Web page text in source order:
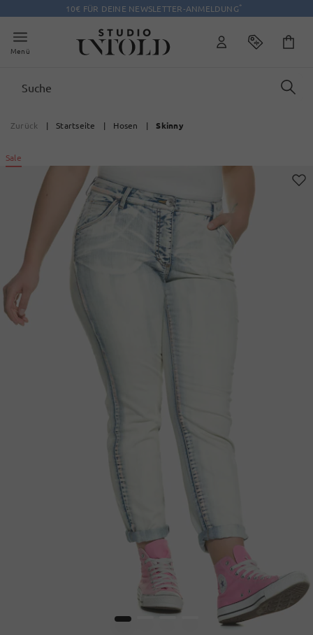
10€ FÜR DEINE NEWSLETTER-ANMELDUNG*
Menü
Zurück | Startseite | Hosen | Skinny
Sale
1